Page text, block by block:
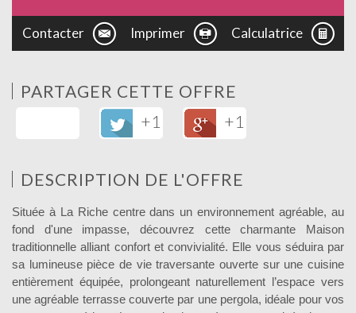
Contacter Imprimer Calculatrice
PARTAGER CETTE OFFRE
+1
+1
DESCRIPTION DE L'OFFRE
Située à La Riche centre dans un environnement agréable, au
fond d'une impasse, découvrez cette charmante Maison
traditionnelle alliant confort et convivialité. Elle vous séduira par
sa lumineuse pièce de vie traversante ouverte sur une cuisine
entièrement équipée, prolongeant naturellement l’espace vers
une agréable terrasse couverte par une pergola, idéale pour vos